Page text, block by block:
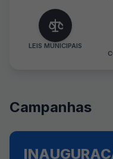
LEIS MUNICIPAIS
Campanhas